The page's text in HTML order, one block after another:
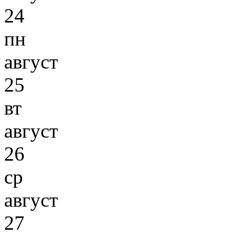
24
пн
август
25
вт
август
26
ср
август
27